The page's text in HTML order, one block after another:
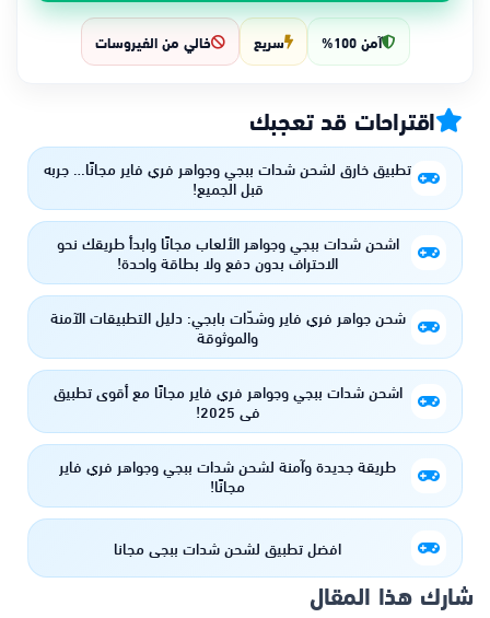
آمن 100% سريع خالي من الفيروسات
اقتراحات قد تعجبك
تطبيق خارق لشحن شدات ببجي وجواهر فري فاير مجانًا… جربه
قبل الجميع!
اشحن شدات ببجي وجواهر الألعاب مجانًا وابدأ طريقك نحو
الاحتراف بدون دفع ولا بطاقة واحدة!
شحن جواهر فري فاير وشدّات بابجي: دليل التطبيقات الآمنة
والموثوقة
اشحن شدات ببجي وجواهر فري فاير مجانًا مع أقوى تطبيق
في 2025!
طريقة جديدة وآمنة لشحن شدات ببجي وجواهر فري فاير
مجانًا!
افضل تطبيق لشحن شدات ببجي مجانا
شارك هذا المقال